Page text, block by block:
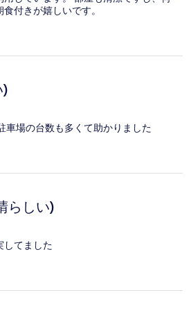
付きが嬉しいです。
)
車場の台数も多くて助かりました
らしい)
してました